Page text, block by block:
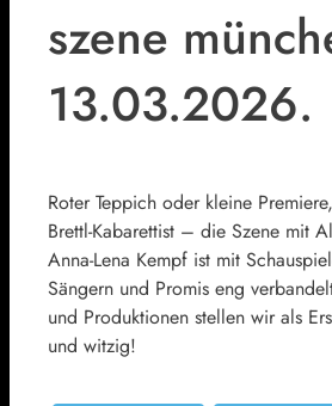
szene
13.03.2026.
Roter Teppich oder kleine
Brettl-Kabarettist – die Szene mit
Anna-Lena Kempf ist mit
Sängern und Promis eng
und Produktionen stellen wir als
und witzig!